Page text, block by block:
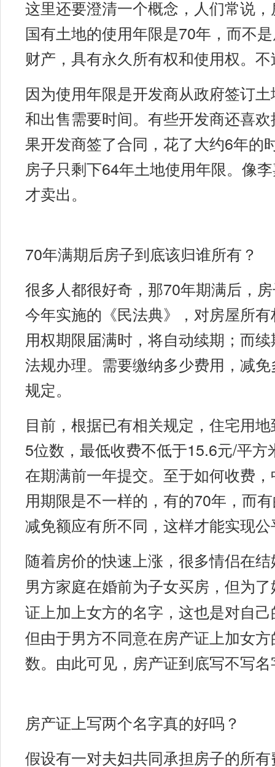
这里还要澄清一个概念，人们常说
国有土地的使用年限是70年，而不
财产，具有永久所有权和使用权。
因为使用年限是开发商从政府签订
和出售需要时间。有些开发商还喜
果开发商签了合同，花了大约6年的
房子只剩下64年土地使用年限。像
才卖出。
70年满期后房子到底该归谁所有？
很多人都很好奇，那70年期满后，
今年实施的《民法典》，对房屋所
用权期限届满时，将自动续期；而
法规办理。需要缴纳多少费用，减
规定。
目前，根据已有相关规定，住宅用
5位数，最低收费不低于15.6元/平
在期满前一年提交。至于如何收费
用期限是不一样的，有的70年，而
减免额应有所不同，这样才能实现
随着房价的快速上涨，很多情侣在
男方家庭在婚前为子女买房，但为
证上加上女方的名字，这也是对自
但由于男方不同意在房产证上加女
数。由此可见，房产证到底写不写
房产证上写两个名字真的好吗？
假设有一对夫妇共同承担房子的所